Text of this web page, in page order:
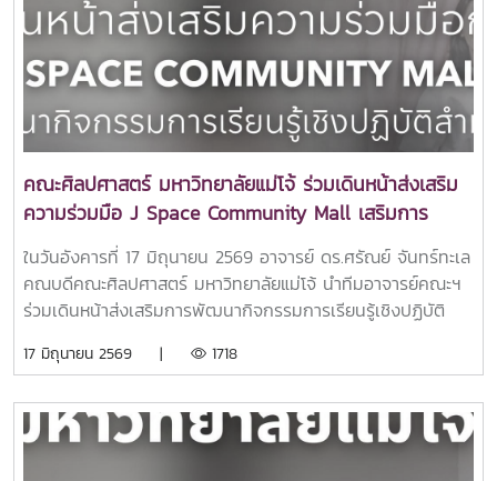
พิธีวางศิลาฤกษ์ตามลำดับต่อไป
คณะศิลปศาสตร์ มหาวิทยาลัยแม่โจ้ ร่วมเดินหน้าส่งเสริม
ความร่วมมือ J Space Community Mall เสริมการ
พัฒนากิจกรรมการเรียนรู้เชิงปฏิบัติสำหรับนักศึกษา
ในวันอังคารที่ 17 มิถุนายน 2569 อาจารย์ ดร.ศรัณย์ จันทร์ทะเล
คณบดีคณะศิลปศาสตร์ มหาวิทยาลัยแม่โจ้ นำทีมอาจารย์คณะฯ
ร่วมเดินหน้าส่งเสริมการพัฒนากิจกรรมการเรียนรู้เชิงปฏิบัติ
พงศ์ ใจรักษา "ตำแหน่งกรรมการหอการค้าจังหวัดเชียงใหม่" ใน
การสนับสนุนพื้นที่และกิจกรรมเพื่อพัฒนาทักษะและศักยภาพของ
นักศึกษา ผ่านการมีส่วนร่วมในการดำเนินงานและกิจกรรมต่าง ๆ
17 มิถุนายน 2569 | 1718